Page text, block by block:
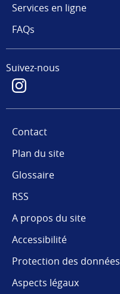
Services en ligne
FAQs
Suivez-nous
Contact
Plan du site
Glossaire
RSS
A propos du site
Accessibilité
Protection des données
Aspects légaux